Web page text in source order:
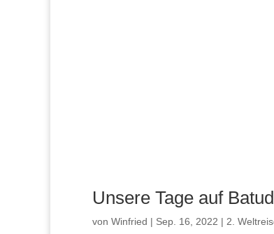
Unsere Tage auf
von Winfried | Sep. 16, 2022 | 2.